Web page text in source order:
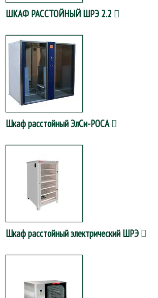
ШКАФ РАССТОЙНЫЙ ШРЭ 2.2
Шкаф расстойный ЭлСи-РОСА
Шкаф расстойный электрический ШРЭ